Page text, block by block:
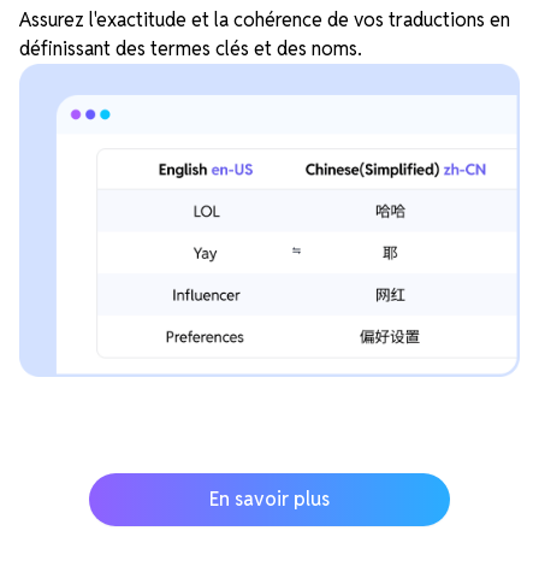
Assurez l'exactitude et la cohérence de vos traductions en
définissant des termes clés et des noms.
En savoir plus